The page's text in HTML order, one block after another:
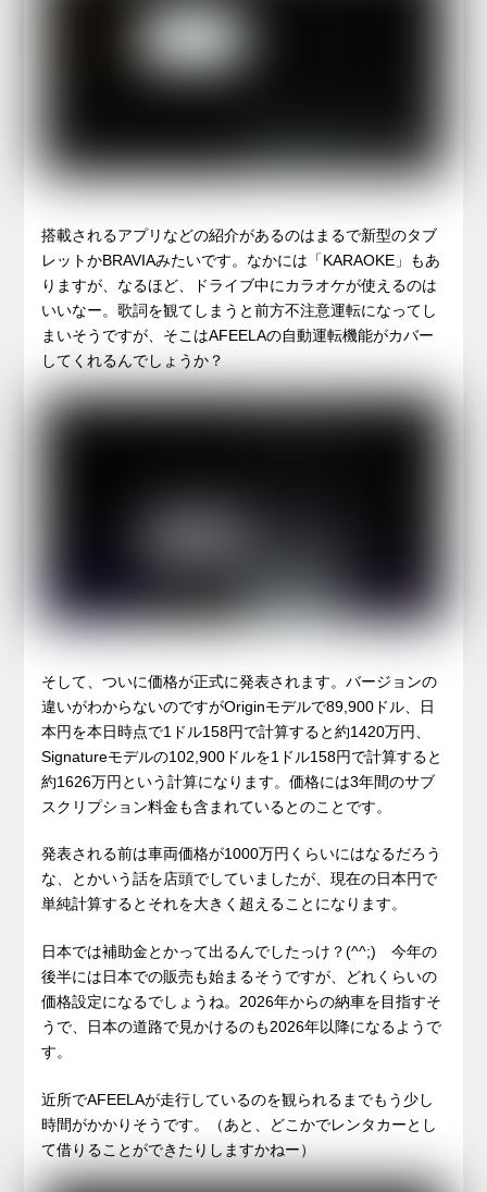
搭載されるアプリなどの紹介があるのはまるで新型のタブ
レットかBRAVIAみたいです。なかには「KARAOKE」もあ
りますが、なるほど、ドライブ中にカラオケが使えるのは
いいなー。歌詞を観てしまうと前方不注意運転になってし
まいそうですが、そこはAFEELAの自動運転機能がカバー
してくれるんでしょうか？
そして、ついに価格が正式に発表されます。バージョンの
違いがわからないのですがOriginモデルで89,900ドル、日
本円を本日時点で1ドル158円で計算すると約1420万円、
Signatureモデルの102,900ドルを1ドル158円で計算すると
約1626万円という計算になります。価格には3年間のサブ
スクリプション料金も含まれているとのことです。
発表される前は車両価格が1000万円くらいにはなるだろう
な、とかいう話を店頭でしていましたが、現在の日本円で
単純計算するとそれを大きく超えることになります。
日本では補助金とかって出るんでしたっけ？(^^;) 今年の
後半には日本での販売も始まるそうですが、どれくらいの
価格設定になるでしょうね。2026年からの納車を目指すそ
うで、日本の道路で見かけるのも2026年以降になるようで
す。
近所でAFEELAが走行しているのを観られるまでもう少し
時間がかかりそうです。（あと、どこかでレンタカーとし
て借りることができたりしますかねー）